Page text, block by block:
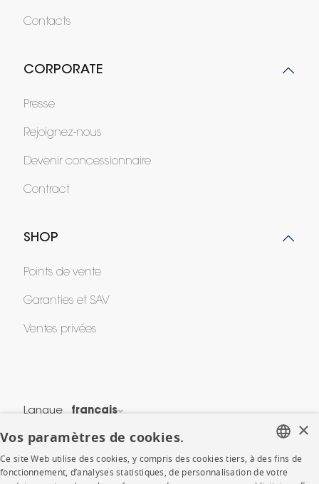
Contacts
CORPORATE
Presse
Rejoignez-nous
Devenir concessionnaire
Contract
SHOP
Points de vente
Garanties et SAV
Ventes privées
Langue français
Pays France
*Conditions des offres
FRENCH
×
Vos paramètres de cookies.
Ce site Web utilise des cookies, y compris des cookies tiers, à des fins de
fonctionnement, d’analyses statistiques, de personnalisation de votre